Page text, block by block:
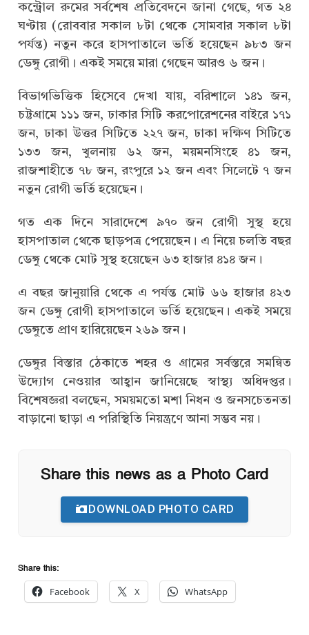
কন্ট্রোল রুমের সর্বশেষ প্রতিবেদনে জানা গেছে, গত ২৪
ঘণ্টায় (রোববার সকাল ৮টা থেকে সোমবার সকাল ৮টা
পর্যন্ত) নতুন করে হাসপাতালে ভর্তি হয়েছেন ৯৮৩ জন
ডেঙ্গু রোগী। একই সময়ে মারা গেছেন আরও ৬ জন।
বিভাগভিত্তিক হিসেবে দেখা যায়, বরিশালে ১৪১ জন,
চট্টগ্রামে ১১১ জন, ঢাকার সিটি করপোরেশনের বাইরে ১৭১
জন, ঢাকা উত্তর সিটিতে ২২৭ জন, ঢাকা দক্ষিণ সিটিতে
১৩৩ জন, খুলনায় ৬২ জন, ময়মনসিংহে ৪১ জন,
রাজশাহীতে ৭৮ জন, রংপুরে ১২ জন এবং সিলেটে ৭ জন
নতুন রোগী ভর্তি হয়েছেন।
গত এক দিনে সারাদেশে ৯৭০ জন রোগী সুস্থ হয়ে
হাসপাতাল থেকে ছাড়পত্র পেয়েছেন। এ নিয়ে চলতি বছর
ডেঙ্গু থেকে মোট সুস্থ হয়েছেন ৬৩ হাজার ৪১৪ জন।
এ বছর জানুয়ারি থেকে এ পর্যন্ত মোট ৬৬ হাজার ৪২৩
জন ডেঙ্গু রোগী হাসপাতালে ভর্তি হয়েছেন। একই সময়ে
ডেঙ্গুতে প্রাণ হারিয়েছেন ২৬৯ জন।
ডেঙ্গুর বিস্তার ঠেকাতে শহর ও গ্রামের সর্বস্তরে সমন্বিত
উদ্যোগ নেওয়ার আহ্বান জানিয়েছে স্বাস্থ্য অধিদপ্তর।
বিশেষজ্ঞরা বলছেন, সময়মতো মশা নিধন ও জনসচেতনতা
বাড়ানো ছাড়া এ পরিস্থিতি নিয়ন্ত্রণে আনা সম্ভব নয়।
Share this news as a Photo Card
DOWNLOAD PHOTO CARD
Share this:
Facebook X WhatsApp